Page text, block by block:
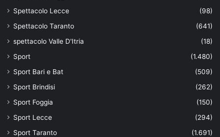
Spettacolo Lecce
(98)
Spettacolo Taranto
(641)
spettacolo Valle D'Itria
(18)
Sport
(1.480)
Sport Bari e Bat
(509)
Sport Brindisi
(262)
Sport Foggia
(150)
Sport Lecce
(294)
Sport Taranto
(1.691)